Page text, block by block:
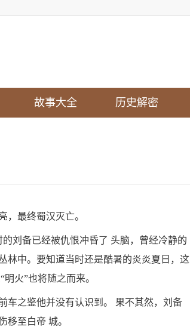
故事大全 历史解密
，最终蜀汉灭亡。
刘备已经被仇恨冲昏了 头脑，曾经冷静的
林中。要知道当时还是酷暑的炎炎夏日，这
火”也将随之而来。
车之鉴他并没有认识到。 果不其然，刘备
移至白帝 城。